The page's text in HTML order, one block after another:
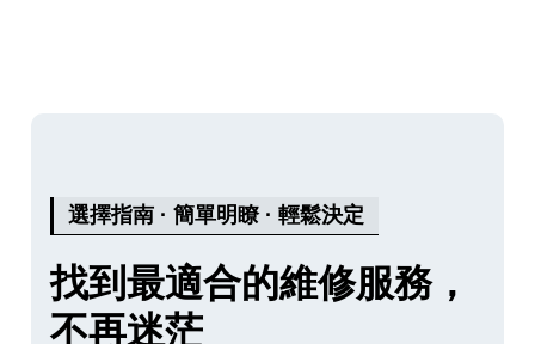
選擇指南 · 簡單明瞭 · 輕鬆決定
找到最適合的維修服務，
不再迷茫